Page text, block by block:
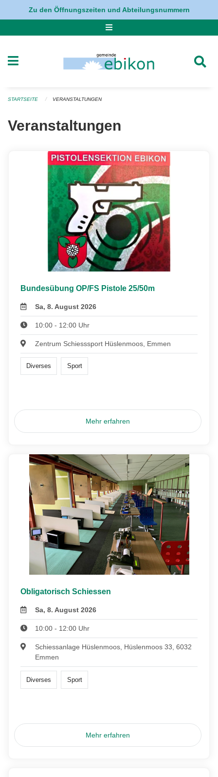
Navigation überspringen
Zu den Öffnungszeiten und Abteilungsnummern
STARTSEITE VERANSTALTUNGEN
Veranstaltungen
Bundesübung OP/FS Pistole 25/50m
Sa, 8. August 2026
10:00 - 12:00 Uhr
Zentrum Schiesssport Hüslenmoos, Emmen
Diverses Sport
Mehr erfahren
Obligatorisch Schiessen
Sa, 8. August 2026
10:00 - 12:00 Uhr
Schiessanlage Hüslenmoos, Hüslenmoos 33, 6032
Emmen
Diverses Sport
Mehr erfahren